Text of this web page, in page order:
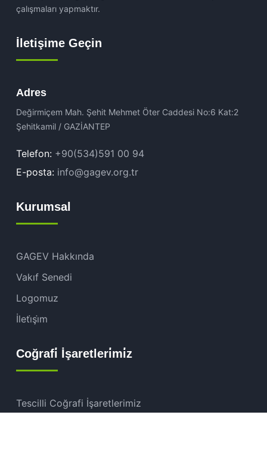
çalışmaları yapmaktır.
İletişime Geçin
Adres
Değirmiçem Mah. Şehit Mehmet Öter Caddesi No:6 Kat:2
Şehitkamil / GAZİANTEP
Telefon: +90(534)591 00 94
E-posta: info@gagev.org.tr
Kurumsal
GAGEV Hakkında
Vakıf Senedi
Logomuz
İleti̇şi̇m
Coğrafi̇ İşaretleri̇mi̇z
Tescilli Coğrafi İşaretlerimiz